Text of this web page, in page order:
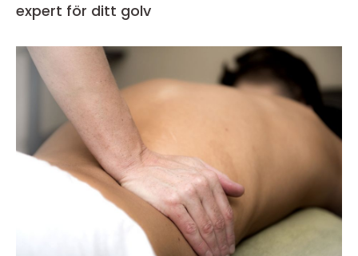
expert för ditt golv